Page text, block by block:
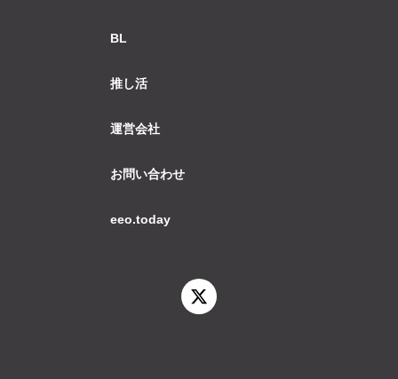
BL
推し活
運営会社
お問い合わせ
eeo.today